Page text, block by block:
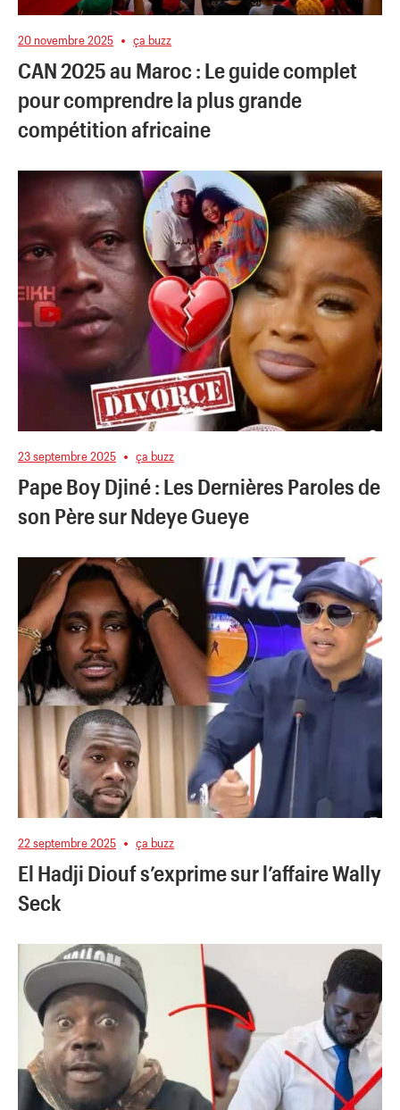
20 novembre 2025 ça buzz
CAN 2025 au Maroc : Le guide complet
pour comprendre la plus grande
compétition africaine
23 septembre 2025 ça buzz
Pape Boy Djiné : Les Dernières Paroles de
son Père sur Ndeye Gueye
22 septembre 2025 ça buzz
El Hadji Diouf s’exprime sur l’affaire Wally
Seck